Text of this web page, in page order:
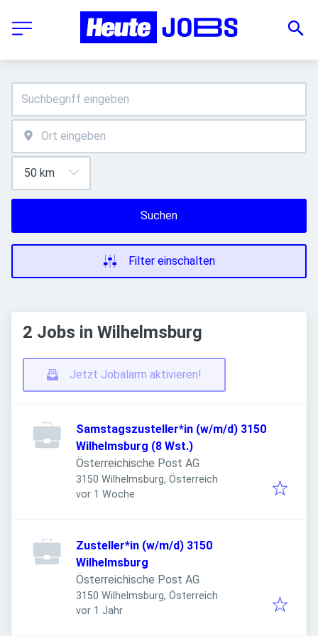
Suchen
Filter einschalten
2 Jobs in Wilhelmsburg
Jetzt Jobalarm aktivieren!
Samstagszusteller*in (w/m/d) 3150
Wilhelmsburg (8 Wst.)
Österreichische Post AG
3150 Wilhelmsburg, Österreich
Veröffentlicht
vor 1 Woche
Zusteller*in (w/m/d) 3150
Wilhelmsburg
Österreichische Post AG
3150 Wilhelmsburg, Österreich
Veröffentlicht
vor 1 Jahr